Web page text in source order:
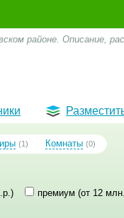
районе. Описание,
(1) Комнаты (0)
премиум (от 12